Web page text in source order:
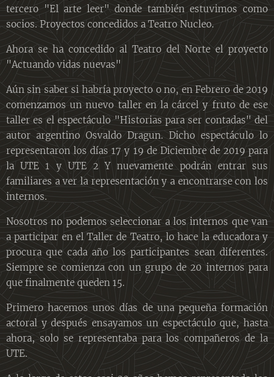
tercero "El arte leer" donde también estuvimos como
socios. Proyectos concedidos a Teatro Nucleo.
Ahora se ha concedido al Teatro del Norte el proyecto
"Actuando vidas nuevas"
Aún sin saber si habría proyecto o no, en Febrero de 2019
comenzamos un nuevo taller en la cárcel y fruto de ese
taller es el espectáculo "Historias para ser contadas" del
autor argentino Osvaldo Dragun. Dicho espectáculo lo
representaron los días 17 y 19 de Diciembre de 2019 para
la UTE 1 y UTE 2 Y nuevamente podrán entrar sus
familiares a ver la representación y a encontrarse con los
internos.
Nosotros no podemos seleccionar a los internos que van
a participar en el Taller de Teatro, lo hace la educadora y
procura que cada año los participantes sean diferentes.
Siempre se comienza con un grupo de 20 internos para
que finalmente queden 15.
Primero hacemos unos días de una pequeña formación
actoral y después ensayamos un espectáculo que, hasta
ahora, solo se representaba para los compañeros de la
UTE.